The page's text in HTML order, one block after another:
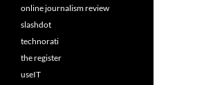
online journalism review
slashdot
technorati
the register
useIT